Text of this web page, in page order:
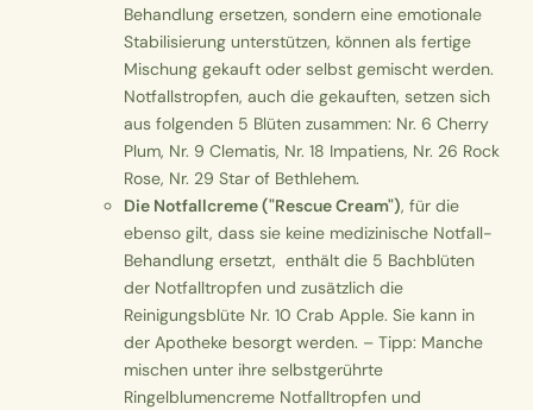
Behandlung ersetzen, sondern eine emotionale
Stabilisierung unterstützen, können als fertige
Mischung gekauft oder selbst gemischt werden.
Notfallstropfen, auch die gekauften, setzen sich
aus folgenden 5 Blüten zusammen: Nr. 6 Cherry
Plum, Nr. 9 Clematis, Nr. 18 Impatiens, Nr. 26 Rock
Rose, Nr. 29 Star of Bethlehem.
Die Notfallcreme ("Rescue Cream"), für die
ebenso gilt, dass sie keine medizinische Notfall-
Behandlung ersetzt, enthält die 5 Bachblüten
der Notfalltropfen und zusätzlich die
Reinigungsblüte Nr. 10 Crab Apple. Sie kann in
der Apotheke besorgt werden. – Tipp: Manche
mischen unter ihre selbstgerührte
Ringelblumencreme Notfalltropfen und